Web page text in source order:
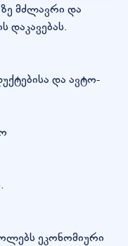
მძლავრი და
და ავტო-
ეკონომიური